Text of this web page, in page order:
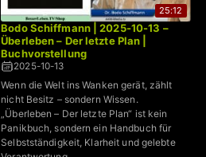
25:12
Bodo Schiffmann | 2025-10-13 –
Überleben – Der letzte Plan |
Buchvorstellung
2025-10-13
Wenn die Welt ins Wanken gerät, zählt
nicht Besitz – sondern Wissen.
„Überleben – Der letzte Plan“ ist kein
Panikbuch, sondern ein Handbuch für
Selbstständigkeit, Klarheit und gelebte